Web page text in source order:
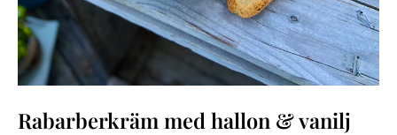
Rabarberkräm med hallon & vanilj